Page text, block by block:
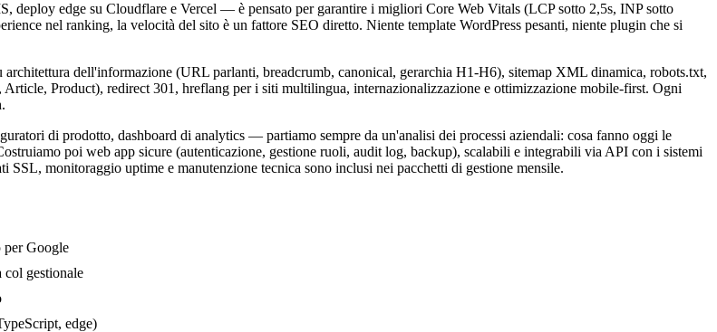
edge su Cloudflare e Vercel — è pensato per garantire i migliori Core Web Vitals (LCP sotto 2,5s, INP sotto
nel ranking, la velocità del sito è un fattore SEO diretto. Niente template WordPress pesanti, niente plugin che si
dell'informazione (URL parlanti, breadcrumb, canonical, gerarchia H1-H6), sitemap XML dinamica, robots.txt,
Product), redirect 301, hreflang per i siti multilingua, internazionalizzazione e ottimizzazione mobile-first. Ogni
di prodotto, dashboard di analytics — partiamo sempre da un'analisi dei processi aziendali: cosa fanno oggi le
poi web app sicure (autenticazione, gestione ruoli, audit log, backup), scalabili e integrabili via API con i sistemi
monitoraggio uptime e manutenzione tecnica sono inclusi nei pacchetti di gestione mensile.
per Google
col gestionale
edge)